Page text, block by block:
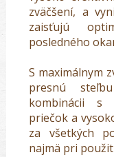
zväčšení, a
zaisťujú
posledného
S maximálnym
presnú
kombinácii s
priečok a
za všetkých
najmä pri